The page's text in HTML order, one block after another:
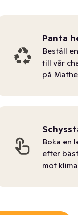
Panta
Beställ
till vår
på
Boka en
efter
mot